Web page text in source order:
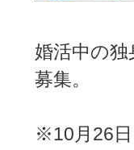
婚活中の
募集。
※10月26日